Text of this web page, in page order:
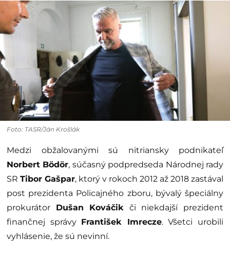
Foto: TASR/Ján Krošlák
Medzi obžalovanými sú nitriansky podnikateľ
Norbert Bödör, súčasný podpredseda Národnej rady
SR Tibor Gašpar, ktorý v rokoch 2012 až 2018 zastával
post prezidenta Policajného zboru, bývalý špeciálny
prokurátor Dušan Kováčik či niekdajší prezident
finančnej správy František Imrecze. Všetci urobili
vyhlásenie, že sú nevinní.